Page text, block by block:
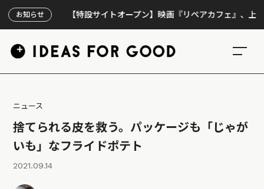
お知らせ【特設サイトオープン】映画『リペアカフェ』、上映300回
ニュース
捨てられる皮を救う。パッケージも「じゃが
いも」なフライドポテト
2021.09.14